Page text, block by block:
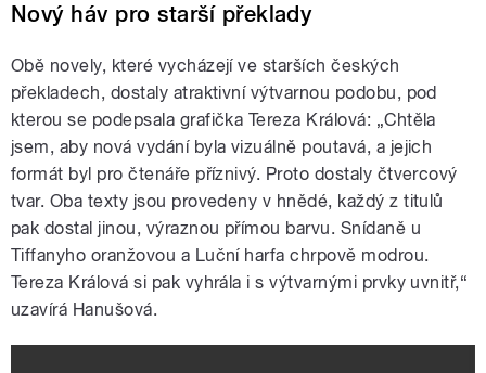
Nový háv pro starší překlady
Obě novely, které vycházejí ve starších českých
překladech, dostaly atraktivní výtvarnou podobu, pod
kterou se podepsala grafička Tereza Králová: „Chtěla
jsem, aby nová vydání byla vizuálně poutavá, a jejich
formát byl pro čtenáře příznivý. Proto dostaly čtvercový
tvar. Oba texty jsou provedeny v hnědé, každý z titulů
pak dostal jinou, výraznou přímou barvu. Snídaně u
Tiffanyho oranžovou a Luční harfa chrpově modrou.
Tereza Králová si pak vyhrála i s výtvarnými prvky uvnitř,“
uzavírá Hanušová.